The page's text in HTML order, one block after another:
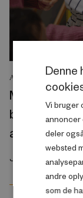
ANALYSE
Mange
at arbejde
Juli 2026
Denne
Vi bruger
annoncer
deler
websted
andre
som de